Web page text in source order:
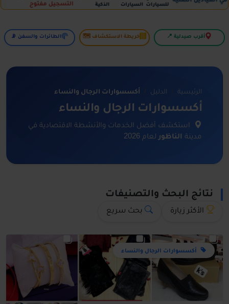
أقرب صيدلية 📍 خريطة الاستكشاف 🗺️ الطائرات والسفن 📡
الرئيسية الدليل أكسسوارات الرجال والنساء
أكسسوارات الرجال والنساء
استكشف أفضل الخدمات والأنشطة الاقتصادية في
مدينة الناظور لعام 2026
نتائج البحث والتصنيفات
الأكثر زيارة بحث سريع
أكسسوارات الرجال والنساء